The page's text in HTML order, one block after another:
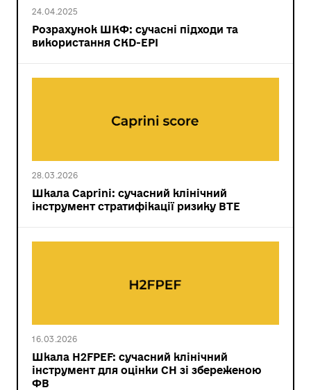
24.04.2025
Розрахунок ШКФ: сучасні підходи та
використання CKD-EPI
28.03.2026
Шкала Caprini: сучасний клінічний
інструмент стратифікації ризику ВТЕ
16.03.2026
Шкала H2FPEF: сучасний клінічний
інструмент для оцінки СН зі збереженою
ФВ